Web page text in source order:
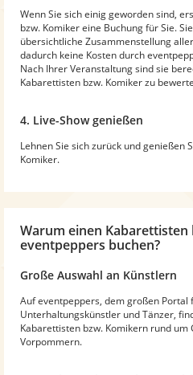
Wenn Sie sich einig geworden sind,
bzw. Komiker eine Buchung für Sie.
übersichtliche Zusammenstellung
dadurch keine Kosten durch
Nach Ihrer Veranstaltung sind sie
Kabarettisten bzw. Komiker zu
4. Live-Show genießen
Lehnen Sie sich zurück und genießen
Komiker.
Warum einen Kabarettisten
eventpeppers buchen?
Große Auswahl an Künstlern
Auf eventpeppers, dem großen Portal
Unterhaltungskünstler und Tänzer,
Kabarettisten bzw. Komikern rund
Vorpommern.